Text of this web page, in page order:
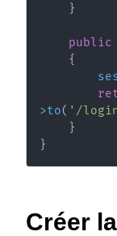
}
public
{
>to( '/
}
}
Créer